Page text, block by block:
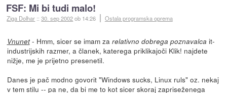
FSF: Mi bi tudi malo!
Ziga Dolhar ::30. sep 2002ob 14:26 Ostala programska oprema
Vnunet- Hmm, sicer se imam za relativno dobrega poznavalca it-
industrijskih razmer, a članek, katerega priklikajoči Klik! najdete
nižje, me je prijetno presenetil.
Danes je pač modno govorit "Windows sucks, Linux ruls" oz. nekaj
v tem stilu -- pa ne, da bi me to kot sicer skoraj zapriseženega